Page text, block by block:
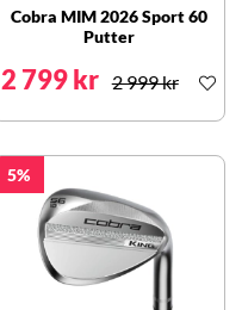
Cobra MIM 2026 Sport 60
Putter
2 799 kr 2 999 kr
5